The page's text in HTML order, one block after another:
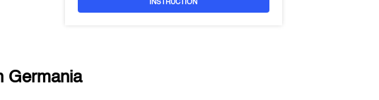
INSTRUCTION
Germania